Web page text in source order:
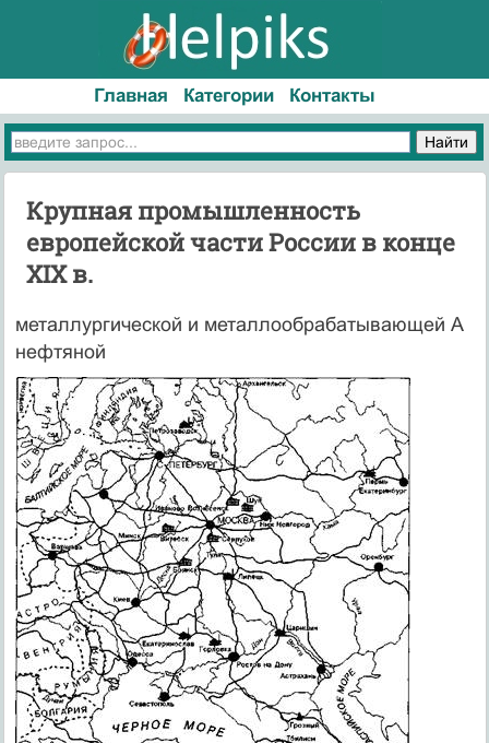
Главная Категории Контакты
Крупная промышленность
европейской части России в конце
XIX в.
металлургической и металлообрабатывающей А
нефтяной